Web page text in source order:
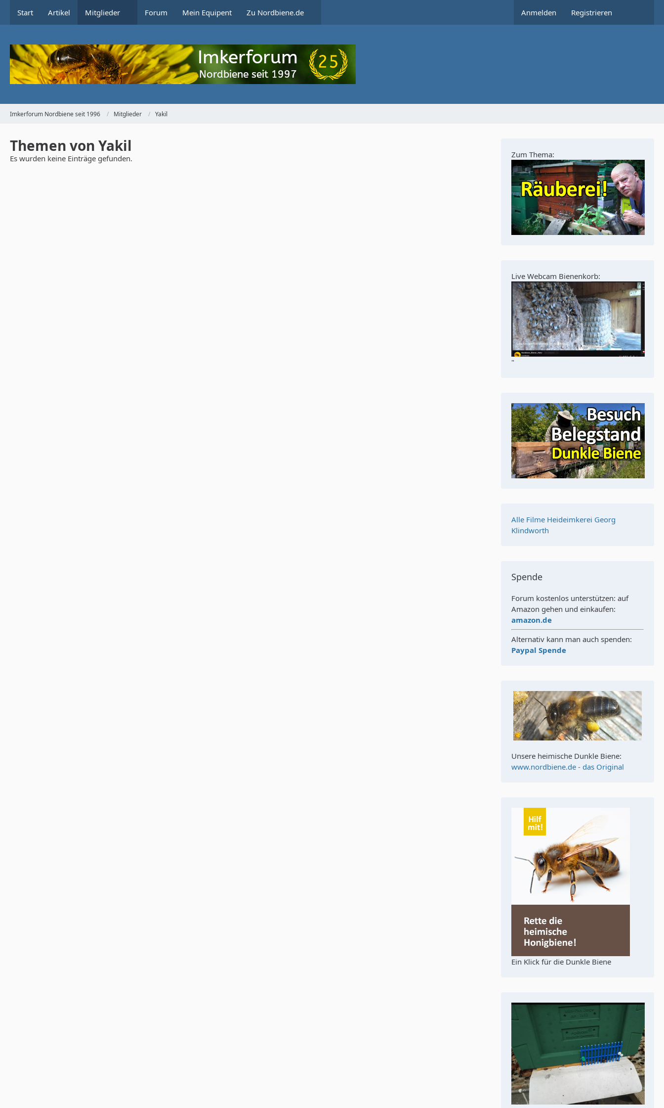
Start Artikel Mitglieder Forum Mein Equipent Zu Nordbiene.de Anmelden Registrieren
Imkerforum Nordbiene seit 1996 Mitglieder Yakil
Themen von Yakil
Es wurden keine Einträge gefunden. Zum Thema:
Live Webcam Bienenkorb:
"
Alle Filme Heideimkerei Georg
Klindworth
Spende
Forum kostenlos unterstützen: auf
Amazon gehen und einkaufen:
amazon.de
Alternativ kann man auch spenden:
Paypal Spende
Unsere heimische Dunkle Biene:
www.nordbiene.de - das Original
Ein Klick für die Dunkle Biene